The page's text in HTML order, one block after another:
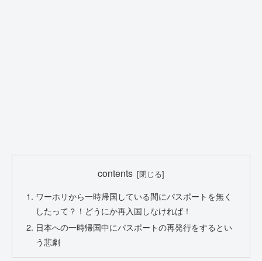
contents
ワーホリから一時帰国している間にパスポートを無く
したって？！どうにか再入国しなければ！
日本への一時帰国中にパスポートの再発行をするとい
う悲劇